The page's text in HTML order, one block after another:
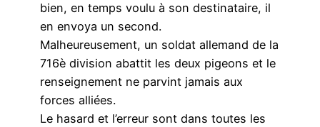
bien, en temps voulu à son destinataire, il
en envoya un second.
Malheureusement, un soldat allemand de la
716è division abattit les deux pigeons et le
renseignement ne parvint jamais aux
forces alliées.
Le hasard et l’erreur sont dans toutes les